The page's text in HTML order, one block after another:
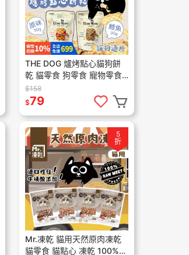
THE DOG 爐烤點心貓狗餅
乾 貓零食 狗零食 寵物零食
韓國製 貓狗零食 貓餅乾 狗
餅乾 非油炸 30g
$158
$79
5
折
Mr.凍乾 貓用天然原肉凍乾
貓零食 貓點心 凍乾 100%天